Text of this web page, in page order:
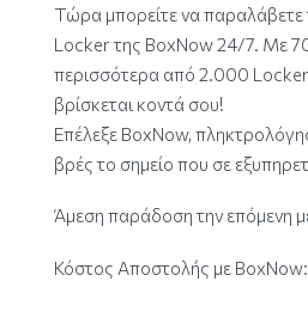
Τώρα μπορείτε να παραλάβετε
Locker της BoxNow 24/7. Με
περισσότερα από 2.000
βρίσκεται κοντά σου!
Επέλεξε BoxNow,
βρές το σημείο που σε
Άμεση παράδοση την επόμενη
Κόστος Αποστολής με